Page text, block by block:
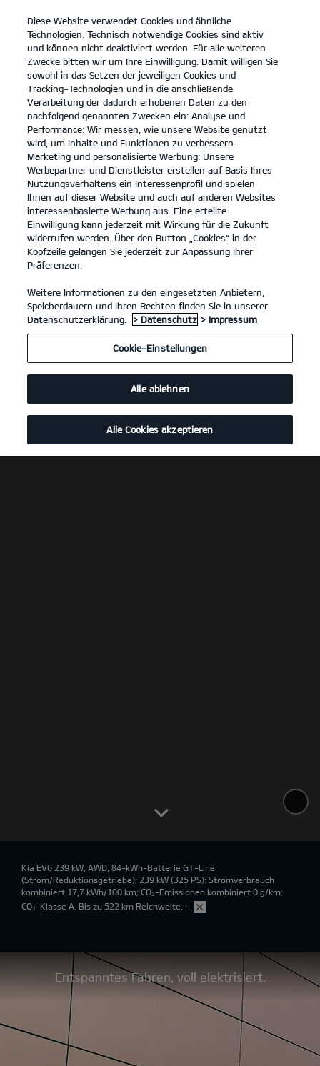
open
menu
KONTAKT
Der EV6
Konfigurator
... ... DER EV6
Der Kia EV6.
Inspiration für deine Sinne.
Kia EV6 239 kW, AWD, 84-kWh-Batterie GT-Line
(Strom/Reduktionsgetriebe); 239 kW (325 PS): Stromverbrauch
kombiniert 17,7 kWh/100 km; CO₂-Emissionen kombiniert 0 g/km;
CO₂-Klasse A. Bis zu 522 km Reichweite. ²
Entspanntes Fahren, voll elektrisiert.
Diese Website verwendet Cookies und ähnliche
Technologien. Technisch notwendige Cookies sind aktiv
und können nicht deaktiviert werden. Für alle weiteren
Zwecke bitten wir um Ihre Einwilligung. Damit willigen Sie
sowohl in das Setzen der jeweiligen Cookies und
Tracking-Technologien und in die anschließende
Verarbeitung der dadurch erhobenen Daten zu den
nachfolgend genannten Zwecken ein: Analyse und
Performance: Wir messen, wie unsere Website genutzt
wird, um Inhalte und Funktionen zu verbessern.
Marketing und personalisierte Werbung: Unsere
Werbepartner und Dienstleister erstellen auf Basis Ihres
Nutzungsverhaltens ein Interessenprofil und spielen
Ihnen auf dieser Website und auch auf anderen Websites
interessenbasierte Werbung aus. Eine erteilte
Einwilligung kann jederzeit mit Wirkung für die Zukunft
widerrufen werden. Über den Button „Cookies“ in der
Kopfzeile gelangen Sie jederzeit zur Anpassung Ihrer
Präferenzen.
Weitere Informationen zu den eingesetzten Anbietern,
Speicherdauern und Ihren Rechten finden Sie in unserer
Datenschutzerklärung.
> Datenschutz > Impressum
Cookie-Einstellungen
Alle ablehnen
Alle Cookies akzeptieren